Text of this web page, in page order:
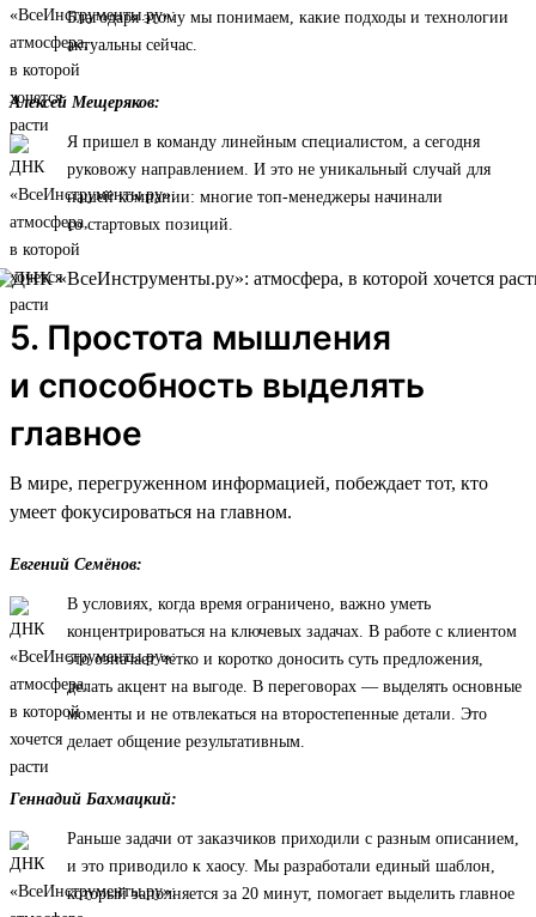
Благодаря этому мы понимаем, какие подходы и технологии
актуальны сейчас.
Алексей Мещеряков:
Я пришел в команду линейным специалистом, а сегодня
руковожу направлением. И это не уникальный случай для
нашей компании: многие топ-менеджеры начинали
со стартовых позиций.
5. Простота мышления
и способность выделять
главное
В мире, перегруженном информацией, побеждает тот, кто
умеет фокусироваться на главном.
Евгений Семёнов:
В условиях, когда время ограничено, важно уметь
концентрироваться на ключевых задачах. В работе с клиентом
это означает четко и коротко доносить суть предложения,
делать акцент на выгоде. В переговорах — выделять основные
моменты и не отвлекаться на второстепенные детали. Это
делает общение результативным.
Геннадий Бахмацкий:
Раньше задачи от заказчиков приходили с разным описанием,
и это приводило к хаосу. Мы разработали единый шаблон,
который заполняется за 20 минут, помогает выделить главное